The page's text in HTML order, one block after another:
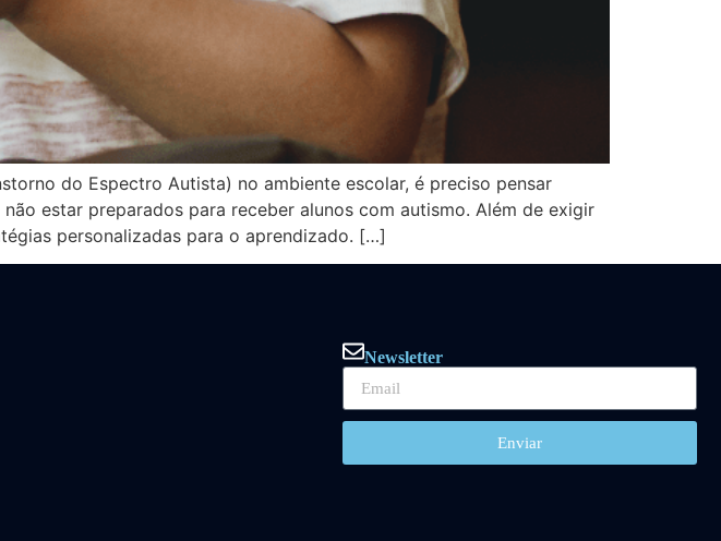
do Espectro Autista) no ambiente escolar, é preciso pensar
estar preparados para receber alunos com autismo. Além de exigir
personalizadas para o aprendizado. […]
Newsletter
Enviar